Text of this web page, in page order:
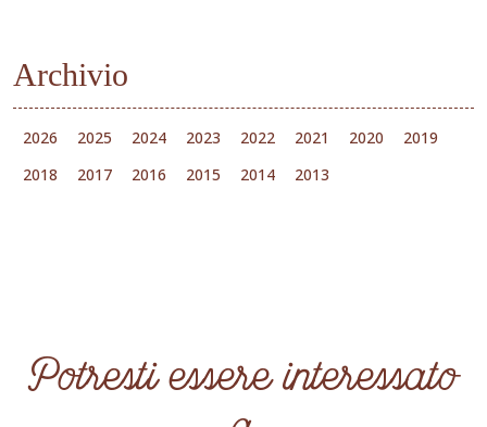
Archivio
2026 2025 2024 2023 2022 2021 2020
2019
2018
2017 2016 2015 2014 2013
Potresti essere interessato